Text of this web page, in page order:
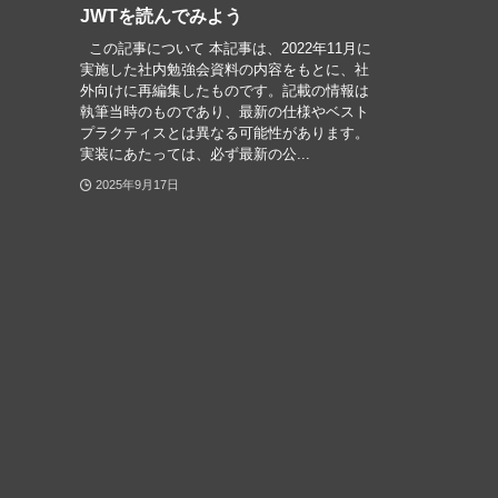
JWTを読んでみよう
この記事について 本記事は、2022年11月に
実施した社内勉強会資料の内容をもとに、社
外向けに再編集したものです。記載の情報は
執筆当時のものであり、最新の仕様やベスト
プラクティスとは異なる可能性があります。
実装にあたっては、必ず最新の公...
2025年9月17日